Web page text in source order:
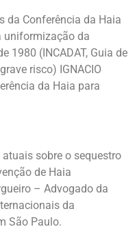
da Conferência da Haia
uniformização da
1980 (INCADAT, Guia de
risco) IGNACIO
da Haia para
sobre o sequestro
de Haia
– Advogado da
da
São Paulo.